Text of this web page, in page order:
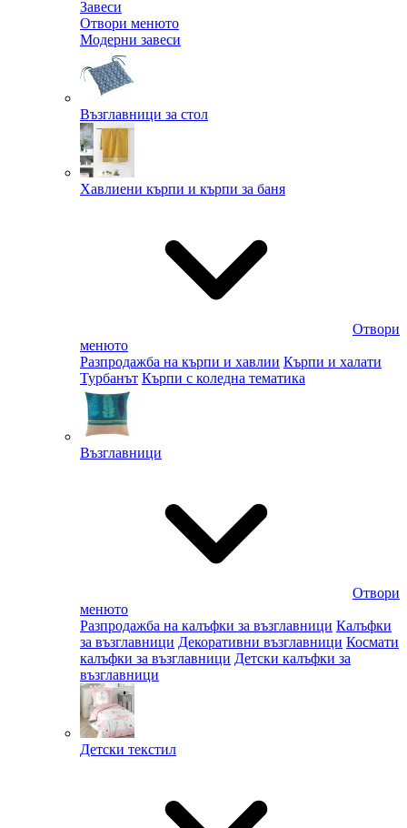
Завеси
Отвори менюто
Модерни завеси
Възглавници за стол
Хавлиени кърпи и кърпи за баня
Отвори
менюто
Разпродажба на кърпи и хавлии Кърпи и халати
Турбанът Кърпи с коледна тематика
Възглавници
Отвори
менюто
Разпродажба на калъфки за възглавници Калъфки
за възглавници Декоративни възглавници Космати
калъфки за възглавници Детски калъфки за
възглавници
Детски текстил